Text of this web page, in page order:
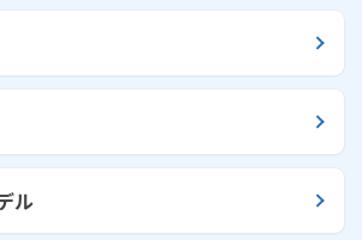
ル